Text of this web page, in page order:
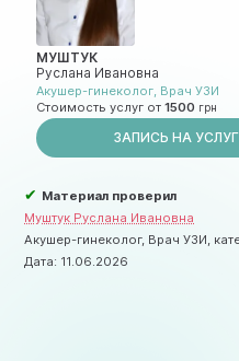
МУШТУК
Руслана Ивановна
Акушер-гинеколог, Врач УЗИ
Стоимость услуг от1500
ЗАПИСЬ НА
✔ Материал проверил
Муштук Руслана Ивановна
Акушер-гинеколог, Врач УЗИ,
Дата: 11.06.2026